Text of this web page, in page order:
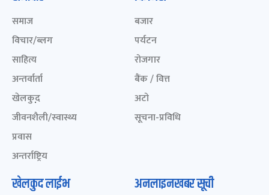
समाज
विचार/ब्लग
साहित्य
अन्तर्वार्ता
खेलकुद़़
जीवनशैली/स्वास्थ्य
प्रवास
अन्तर्राष्ट्रिय
बजार
पर्यटन
रोजगार
बैंक / वित्त
अटो
सूचना-प्रविधि
खेलकुद लाईभ अनलाइनखबर सूची